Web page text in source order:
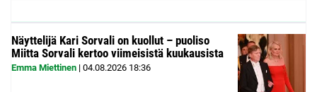
Näyttelijä Kari Sorvali on kuollut – puoliso
Miitta Sorvali kertoo viimeisistä kuukausista
Emma Miettinen | 04.08.2026 18:36